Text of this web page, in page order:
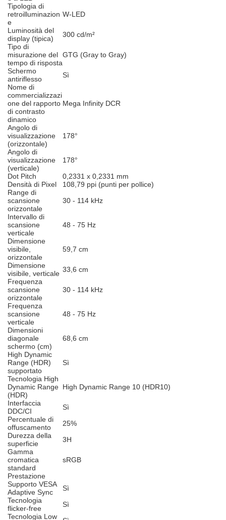
Tipologia di
retroilluminazion
e
W-LED
Luminosità del
display (tipica)
300 cd/m²
Tipo di
misurazione del
tempo di risposta
GTG (Gray to Gray)
Schermo
antiriflesso
Sì
Nome di
commercializzazi
one del rapporto
di contrasto
dinamico
Mega Infinity DCR
Angolo di
visualizzazione
(orizzontale)
178°
Angolo di
visualizzazione
(verticale)
178°
Dot Pitch
0,2331 x 0,2331 mm
Densità di Pixel
108,79 ppi (punti per pollice)
Range di
scansione
orizzontale
30 - 114 kHz
Intervallo di
scansione
verticale
48 - 75 Hz
Dimensione
visibile,
orizzontale
59,7 cm
Dimensione
visibile, verticale 33,6 cm
Frequenza
scansione
orizzontale
30 - 114 kHz
Frequenza
scansione
verticale
48 - 75 Hz
Dimensioni
diagonale
schermo (cm)
68,6 cm
High Dynamic
Range (HDR)
supportato
Sì
Tecnologia High
Dynamic Range
(HDR)
High Dynamic Range 10 (HDR10)
Interfaccia
DDC/CI
Sì
Percentuale di
offuscamento
25%
Durezza della
superficie
3H
Gamma
cromatica
standard
sRGB
Prestazione
Supporto VESA
Adaptive Sync
Sì
Tecnologia
flicker-free
Sì
Tecnologia Low